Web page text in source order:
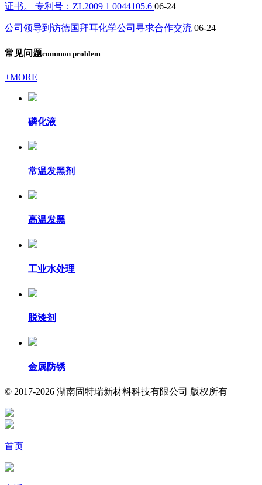
证书。 专利号：ZL2009 1 0044105.6 06-24
公司领导到访德国拜耳化学公司寻求合作交流 06-24
常见问题common problem
+MORE
磷化液
常温发黑剂
高温发黑
工业水处理
脱漆剂
金属防锈
© 2017-2026 湖南固特瑞新材料科技有限公司 版权所有
首页